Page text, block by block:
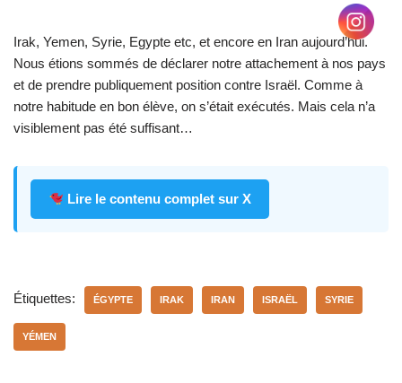
Irak, Yemen, Syrie, Egypte etc, et encore en Iran aujourd’hui.
Nous étions sommés de déclarer notre attachement à nos pays
et de prendre publiquement position contre Israël. Comme à
notre habitude en bon élève, on s’était exécutés. Mais cela n’a
visiblement pas été suffisant…
Lire le contenu complet sur X
Étiquettes: ÉGYPTE IRAK IRAN ISRAËL SYRIE
YÉMEN